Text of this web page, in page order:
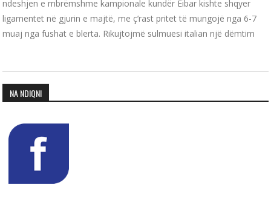
ndeshjen e mbrëmshme kampionale kundër Eibar kishte shqyer
ligamentet në gjurin e majtë, me ç’rast pritet të mungojë nga 6-7
muaj nga fushat e blerta. Rikujtojmë sulmuesi italian një dëmtim
NA NDIQNI